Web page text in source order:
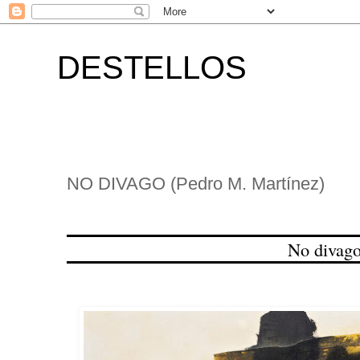
DESTELLOS
NO DIVAGO (Pedro M. Martínez)
No